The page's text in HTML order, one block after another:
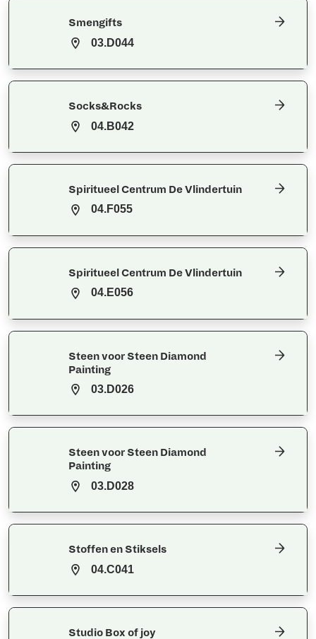
Smengifts
03.D044
Socks&Rocks
04.B042
Spiritueel Centrum De Vlindertuin
04.F055
Spiritueel Centrum De Vlindertuin
04.E056
Steen voor Steen Diamond
Painting
03.D026
Steen voor Steen Diamond
Painting
03.D028
Stoffen en Stiksels
04.C041
Studio Box of joy